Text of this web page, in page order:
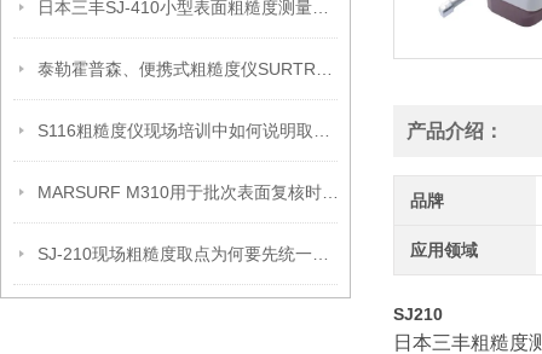
产品介绍：
品牌
应用领域
SJ210
日本三丰粗糙度